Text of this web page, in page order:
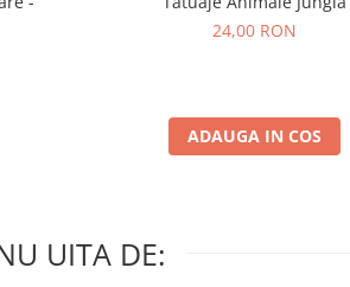
24,00 RON
ADAUGA IN COS
UITA DE: